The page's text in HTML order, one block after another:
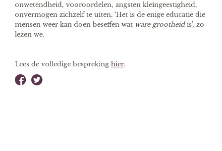
onwetendheid, vooroordelen, angsten kleingeestigheid,
onvermogen zichzelf te uiten. ‘Het is de enige educatie die
mensen weer kan doen beseffen wat ware grootheidis’, zo
lezen we.
Lees de volledige bespreking hier.